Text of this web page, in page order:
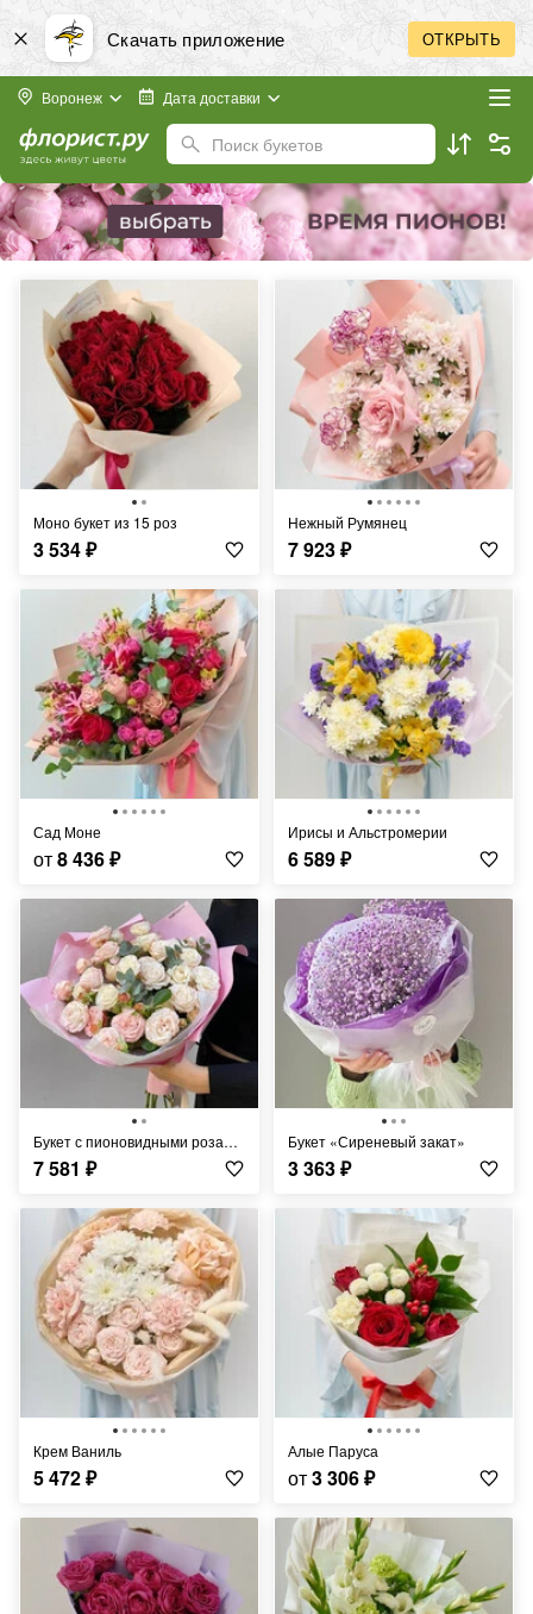
Скачать приложение ОТКРЫТЬ
Воронеж Дата доставки
Поиск букетов
Моно букет из 15 роз
3 534₽
Нежный Румянец
7 923₽
Сад Моне
от8 436₽
Ирисы и Альстромерии
6 589₽
Букет с пионовидными розами и эвкалиптом
7 581 ₽
Букет «Сиреневый закат»
3 363₽
Крем Ваниль
5 472₽
Алые Паруса
от3 306₽